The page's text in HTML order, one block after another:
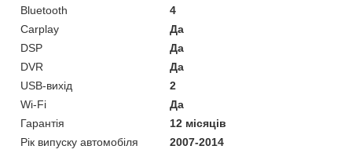
Bluetooth
4
Carplay
Да
DSP
Да
DVR
Да
USB-вихід
2
Wi-Fi
Да
Гарантія
12 місяців
Рік випуску автомобіля
2007-2014